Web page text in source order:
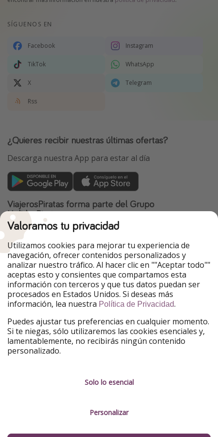
SÍGUENOS EN
Facebook Instagram
TikTok WhatsApp
X Telegram
Rss
¿Quieres recibir nuestras últimas ofertas?
Descarga nuestra App para estar al día
ViajerosPiratas forma parte del Grupo
HolidayPirates
Nuestros mercados
PiratinViaggio
HolidayPirates
VakantiePiraten
WakacyjniPiraci
VoyagesPirates
Ferienpiraten
Urlaubspiraten
Urlaubspiraten
TravelPirates
Nuestro grupo
HolidayPirates Group
Conócenos mejor
Sobre ViajerosPiratas
Sostenibilidad
Información legal
Gestionar servicios
Valoramos tu privacidad
Utilizamos cookies para mejorar tu experiencia de
navegación, ofrecer contenidos personalizados y
analizar nuestro tráfico. Al hacer clic en ""Aceptar todo""
aceptas esto y consientes que compartamos esta
información con terceros y que tus datos puedan ser
procesados en Estados Unidos. Si deseas más
información, lea nuestra Política de Privacidad.
Puedes ajustar tus preferencias en cualquier momento.
Si te niegas, sólo utilizaremos las cookies esenciales y,
lamentablemente, no recibirás ningún contenido
personalizado.
Solo lo esencial
Personalizar